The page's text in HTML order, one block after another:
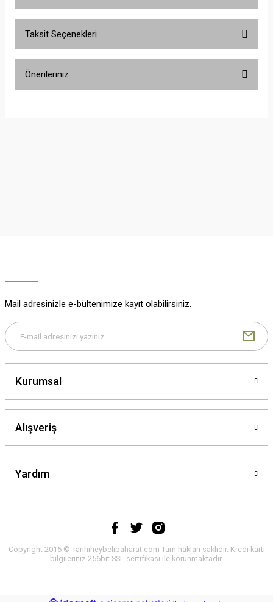
Taksit Seçenekleri
Önerileriniz
yetersiz gördüğünüz noktaları öneri formunu kullanarak tarafımıza
Mail adresinizle e-bültenimize kayıt olabilirsiniz.
Kurumsal
Alışveriş
Yardım
Copyright 2016 © Tarihiheybelibaharat.com Tüm hakları saklıdır. Kredi kartı
bilgileriniz 256bit SSL sertifikası ile korunmaktadır.